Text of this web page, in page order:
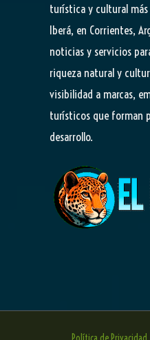
turística y cultural más
Iberá, en Corrientes,
noticias y servicios
riqueza natural y
visibilidad a marcas,
turísticos que forman
desarrollo.